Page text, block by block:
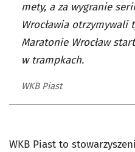
mety, a za wygranie
Wrocławia otrzymywali
Maratonie Wrocław
w trampkach.
WKB Piast
WKB Piast to